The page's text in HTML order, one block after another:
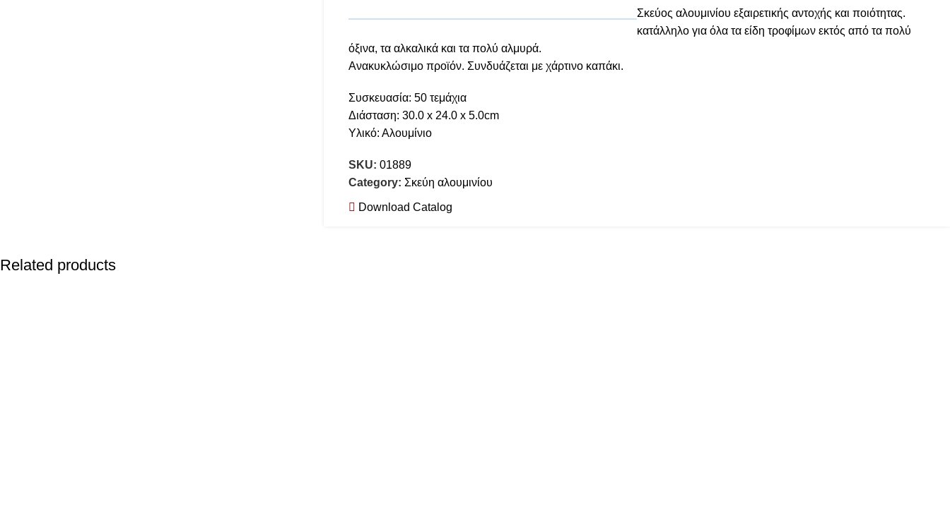
Σκεύος αλουμινίου εξαιρετικής αντοχής και ποιότητας.
κατάλληλο για όλα τα είδη τροφίμων εκτός από τα πολύ
όξινα, τα αλκαλικά και τα πολύ αλμυρά.
Ανακυκλώσιμο προϊόν. Συνδυάζεται με χάρτινο καπάκι.
Συσκευασία: 50 τεμάχια
Διάσταση: 30.0 x 24.0 x 5.0cm
Υλικό: Αλουμίνιο
SKU: 01889
Category: Σκεύη αλουμινίου
Download Catalog
Related products